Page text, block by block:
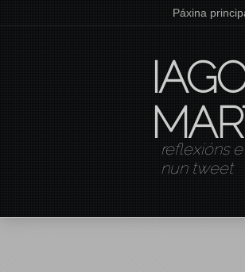
Páxina
reflexións
nun tweet